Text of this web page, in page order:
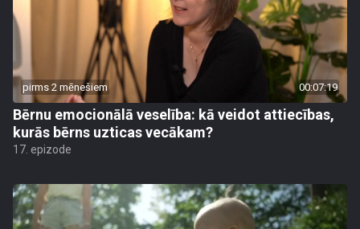
pirms 2 mēnešiem 00:07:19
Bērnu emocionālā veselība: kā veidot attiecības,
kurās bērns uzticas vecākam?
17. epizode